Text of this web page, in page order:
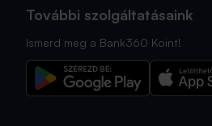
További szolgáltatásaink
Ismerd meg a Bank360 Koint!